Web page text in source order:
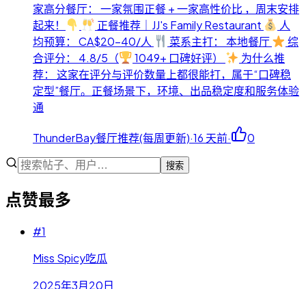
家高分餐厅： 一家氛围正餐 + 一家高性价比 ，周末安排
起来！
正餐推荐｜JJ's Family Restaurant
人
均预算： CA$20-40/人
菜系主打： 本地餐厅
综
合评分： 4.8/5（
1049+ 口碑好评）
为什么推
荐： 这家在评分与评价数量上都很能打，属于“口碑稳
定型”餐厅。正餐场景下，环境、出品稳定度和服务体验
通
ThunderBay餐厅推荐(每周更新)·16 天前· 0
搜索
点赞最多
#1
Miss Spicy吃瓜
2025年3月20日